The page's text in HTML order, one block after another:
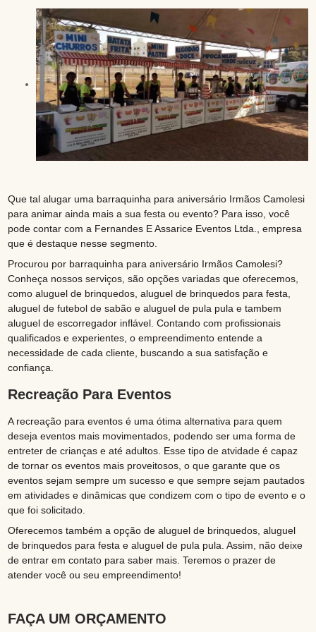
Que tal alugar uma barraquinha para aniversário Irmãos Camolesi
para animar ainda mais a sua festa ou evento? Para isso, você
pode contar com a Fernandes E Assarice Eventos Ltda., empresa
que é destaque nesse segmento.
Procurou por barraquinha para aniversário Irmãos Camolesi?
Conheça nossos serviços, são opções variadas que oferecemos,
como aluguel de brinquedos, aluguel de brinquedos para festa,
aluguel de futebol de sabão e aluguel de pula pula e tambem
aluguel de escorregador inflável. Contando com profissionais
qualificados e experientes, o empreendimento entende a
necessidade de cada cliente, buscando a sua satisfação e
confiança.
Recreação Para Eventos
A recreação para eventos é uma ótima alternativa para quem
deseja eventos mais movimentados, podendo ser uma forma de
entreter de crianças e até adultos. Esse tipo de atvidade é capaz
de tornar os eventos mais proveitosos, o que garante que os
eventos sejam sempre um sucesso e que sempre sejam pautados
em atividades e dinâmicas que condizem com o tipo de evento e o
que foi solicitado.
Oferecemos também a opção de aluguel de brinquedos, aluguel
de brinquedos para festa e aluguel de pula pula. Assim, não deixe
de entrar em contato para saber mais. Teremos o prazer de
atender você ou seu empreendimento!
FAÇA UM ORÇAMENTO